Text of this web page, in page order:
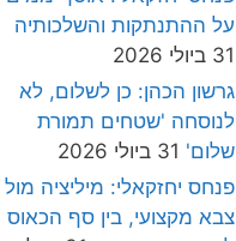
על ההתנתקות והשלכותיה
31 ביולי 2026
גרשון הכהן: כן לשלום, לא
לנוסחה 'שטחים תמורת
שלום' 31 ביולי 2026
פנחס יחזקאלי: מיליציה מול
צבא מקצועי, בין סף הכאוס